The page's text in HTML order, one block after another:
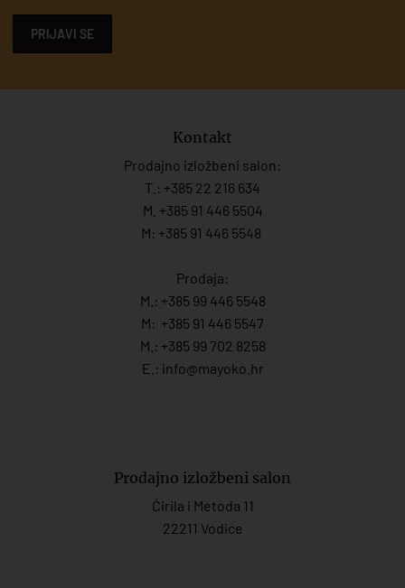
PRIJAVI SE
Kontakt
Prodajno izložbeni salon:
T.: +385 22 216 634
M. +385 91 446 5504
M: +385 91 446 5548
Prodaja:
M.: +385 99 446 5548
M: +385 91 446 5547
M.: +385 99 702 8258
E.: info@mayoko. hr
Prodajno izložbeni salon
Ćirila i Metoda 11
22211 Vodice